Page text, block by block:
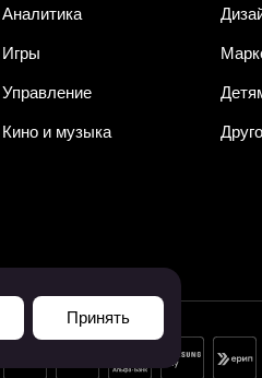
Аналитика
Игры
Управление
Кино и музыка
Принять